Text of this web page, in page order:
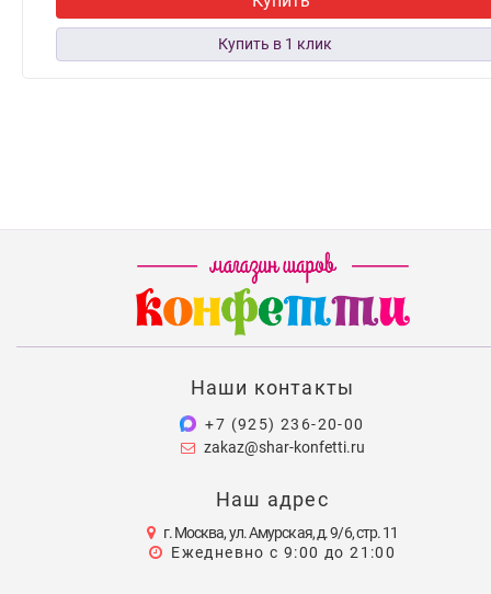
Наши контакты
+7 (925) 236-20-00
zakaz@shar-konfetti.ru
Наш адрес
г. Москва, ул. Амурская, д. 9/6, стр. 11
Ежедневно с 9:00 до 21:00